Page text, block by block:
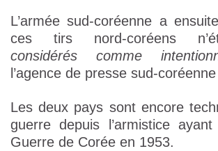
L’armée sud-coréenne a
ces tirs nord-coréens
considérés comme
l’agence de presse sud-
Les deux pays sont encore
guerre depuis l’armistice
Guerre de Corée en 1953.